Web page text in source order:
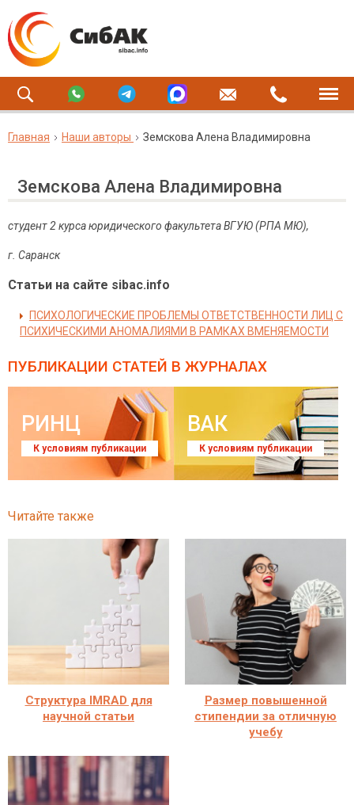
Главная Наши авторы Земскова Алена Владимировна
Земскова Алена Владимировна
студент 2 курса юридического факультета ВГУЮ (РПА МЮ),
г. Саранск
Статьи на сайте sibac.info
ПСИХОЛОГИЧЕСКИЕ ПРОБЛЕМЫ ОТВЕТСТВЕННОСТИ ЛИЦ С
ПСИХИЧЕСКИМИ АНОМАЛИЯМИ В РАМКАХ ВМЕНЯЕМОСТИ
ПУБЛИКАЦИИ СТАТЕЙ В ЖУРНАЛАХ
РИНЦ
К условиям публикации
ВАК
К условиям публикации
Читайте также
Структура IMRAD для
научной статьи
Размер повышенной
стипендии за отличную
учебу